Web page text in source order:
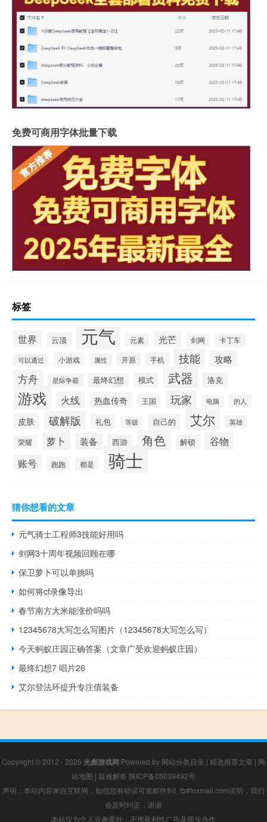
免费可商用字体批量下载
标签
世界 云顶 元气 元素 光芒 剑网 卡丁车
可以通过 小游戏 属性 开原 手机 技能 攻略
方舟 星际争霸 最终幻想 模式 武器 洛克
游戏 火线 热血传奇 王国 玩家 电脑 的人
皮肤 破解版 礼包 等级 自己的 艾尔 英雄
荣耀 萝卜 装备 西游 角色 解锁 谷物
账号 跑跑 都是 骑士
猜你想看的文章
元气骑士工程师3技能好用吗
剑网3十周年视频回顾在哪
保卫萝卜可以单挑吗
如何将cf录像导出
春节南方大米能涨价吗吗
12345678大写怎么写图片（12345678大写怎么写）
今天蚂蚁庄园正确答案（文章广受欢迎蚂蚁庄园）
最终幻想7 唱片26
艾尔登法环提升专注值装备
Copyright © 2012 - 2026 光彪游戏网 Powered by 网站分类目录 | 精选推荐文章 | 网
站地图 | 疑难解答 陕ICP备05039492号
声明：本站内容来自互联网，如信息有错误可发邮件到f_fb#foxmail.com说明，我们
会及时纠正，谢谢
本站仅为个人兴趣爱好，不接盈利性广告及商业合作